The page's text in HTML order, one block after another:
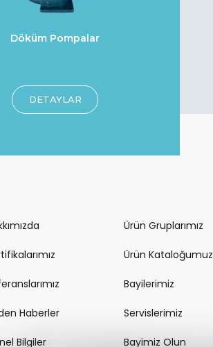
Döküm Pompalar
DETAYLAR
Haberler
Bilgiler
Ürün Gruplarımız
Ürün Kataloğumuz
Bayilerimiz
Servislerimiz
Bayimiz Olun